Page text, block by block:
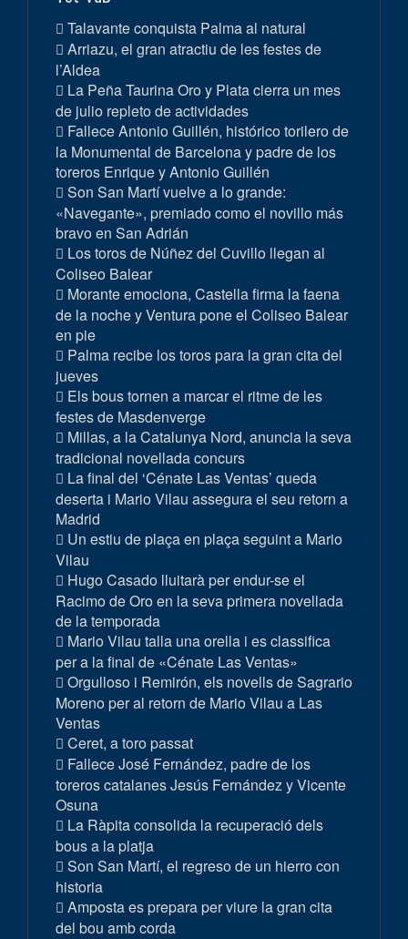
Talavante conquista Palma al natural
Arriazu, el gran atractiu de les festes de
l’Aldea
La Peña Taurina Oro y Plata cierra un mes
de julio repleto de actividades
Fallece Antonio Guillén, histórico torilero de
la Monumental de Barcelona y padre de los
toreros Enrique y Antonio Guillén
Son San Martí vuelve a lo grande:
«Navegante», premiado como el novillo más
bravo en San Adrián
Los toros de Núñez del Cuvillo llegan al
Coliseo Balear
Morante emociona, Castella firma la faena
de la noche y Ventura pone el Coliseo Balear
en pie
Palma recibe los toros para la gran cita del
jueves
Els bous tornen a marcar el ritme de les
festes de Masdenverge
Millas, a la Catalunya Nord, anuncia la seva
tradicional novellada concurs
La final del ‘Cénate Las Ventas’ queda
deserta i Mario Vilau assegura el seu retorn a
Madrid
Un estiu de plaça en plaça seguint a Mario
Vilau
Hugo Casado lluitarà per endur-se el
Racimo de Oro en la seva primera novellada
de la temporada
Mario Vilau talla una orella i es classifica
per a la final de «Cénate Las Ventas»
Orgulloso i Remirón, els novells de Sagrario
Moreno per al retorn de Mario Vilau a Las
Ventas
Ceret, a toro passat
Fallece José Fernández, padre de los
toreros catalanes Jesús Fernández y Vicente
Osuna
La Ràpita consolida la recuperació dels
bous a la platja
Son San Martí, el regreso de un hierro con
historia
Amposta es prepara per viure la gran cita
del bou amb corda